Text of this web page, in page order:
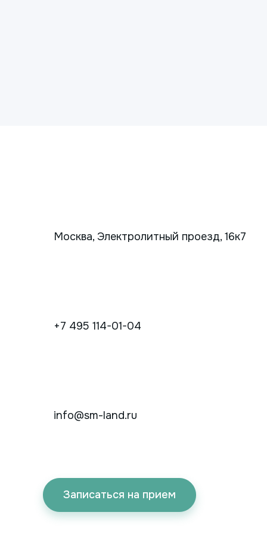
Москва, Электролитный проезд, 16к7
+7 495 114-01-04
info@sm-land.ru
Записаться на прием